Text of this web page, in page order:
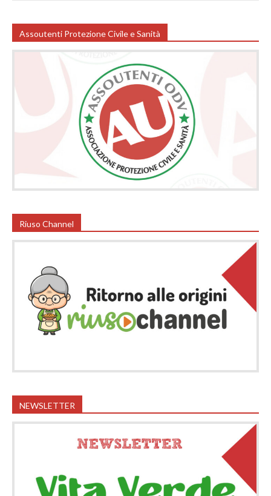
Assoutenti Protezione Civile e Sanità
Riuso Channel
NEWSLETTER